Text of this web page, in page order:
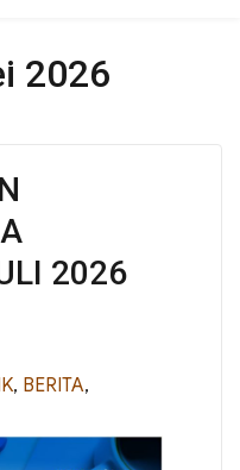
2026
2026
, BERITA,